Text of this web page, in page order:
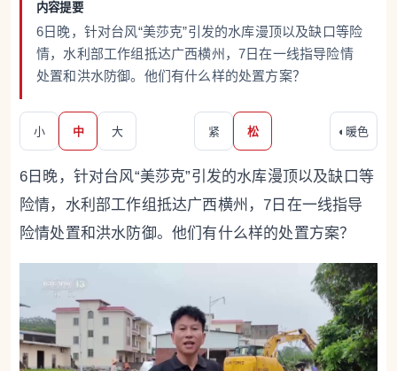
内容提要
6日晚，针对台风“美莎克”引发的水库漫顶以及缺口等险
情，水利部工作组抵达广西横州，7日在一线指导险情
处置和洪水防御。他们有什么样的处置方案？
小 中 大 紧 松 ◐ 暖色
6日晚，针对台风“美莎克”引发的水库漫顶以及缺口等
险情，水利部工作组抵达广西横州，7日在一线指导
险情处置和洪水防御。他们有什么样的处置方案？